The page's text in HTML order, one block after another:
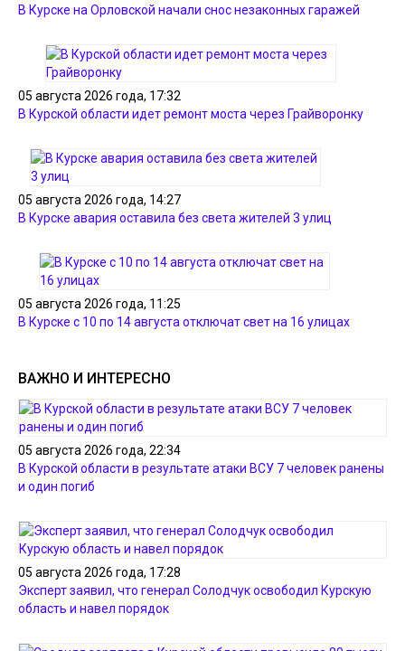
В Курске на Орловской начали снос незаконных гаражей
05 августа 2026 года, 17:32
В Курской области идет ремонт моста через Грайворонку
05 августа 2026 года, 14:27
В Курске авария оставила без света жителей 3 улиц
05 августа 2026 года, 11:25
В Курске с 10 по 14 августа отключат свет на 16 улицах
ВАЖНО И ИНТЕРЕСНО
05 августа 2026 года, 22:34
В Курской области в результате атаки ВСУ 7 человек ранены
и один погиб
05 августа 2026 года, 17:28
Эксперт заявил, что генерал Солодчук освободил Курскую
область и навел порядок